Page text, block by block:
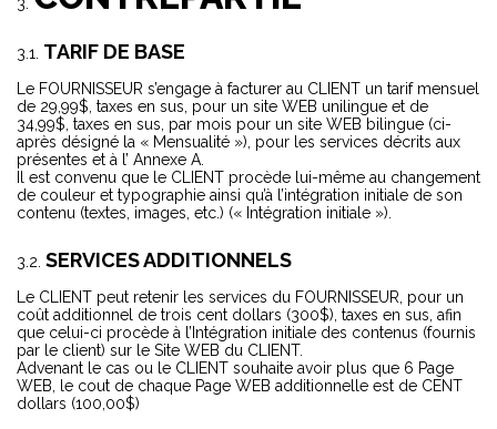
TARIF DE BASE
Le FOURNISSEUR s’engage à facturer au CLIENT un tarif mensuel
de 29,99$, taxes en sus, pour un site WEB unilingue et de
34,99$, taxes en sus, par mois pour un site WEB bilingue (ci-
après désigné la « Mensualité »), pour les services décrits aux
présentes et à l’ Annexe A.
Il est convenu que le CLIENT procède lui-même au changement
de couleur et typographie ainsi qu’à l’intégration initiale de son
contenu (textes, images, etc.) (« Intégration initiale »).
SERVICES ADDITIONNELS
Le CLIENT peut retenir les services du FOURNISSEUR, pour un
coût additionnel de trois cent dollars (300$), taxes en sus, afin
que celui-ci procède à l’Intégration initiale des contenus (fournis
par le client) sur le Site WEB du CLIENT.
Advenant le cas ou le CLIENT souhaite avoir plus que 6 Page
WEB, le cout de chaque Page WEB additionnelle est de CENT
dollars (100,00$)